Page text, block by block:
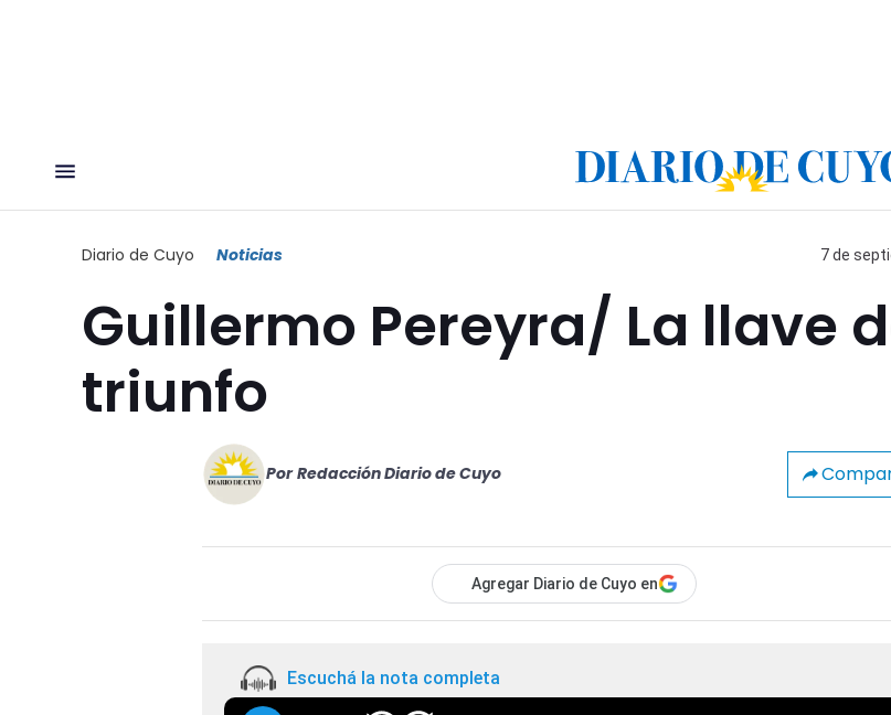
Diario de Cuyo Noticias 7 de
Guillermo Pereyra/ La llave
triunfo
Por Redacción Diario de Cuyo
Agregar Diario de Cuyo en
Escuchá la nota completa